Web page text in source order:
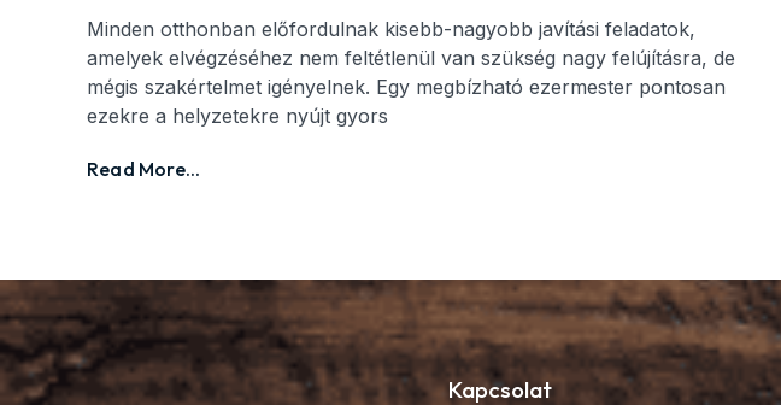
Minden otthonban előfordulnak kisebb-nagyobb javítási feladatok,
amelyek elvégzéséhez nem feltétlenül van szükség nagy felújításra, de
mégis szakértelmet igényelnek. Egy megbízható ezermester pontosan
ezekre a helyzetekre nyújt gyors
Read More...
Kapcsolat